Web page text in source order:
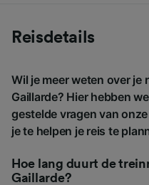
Reisdetails
Wil je meer weten over je
Gaillarde? Hier hebben
gestelde vragen van
je te helpen je reis te
Hoe lang duurt de
Gaillarde?